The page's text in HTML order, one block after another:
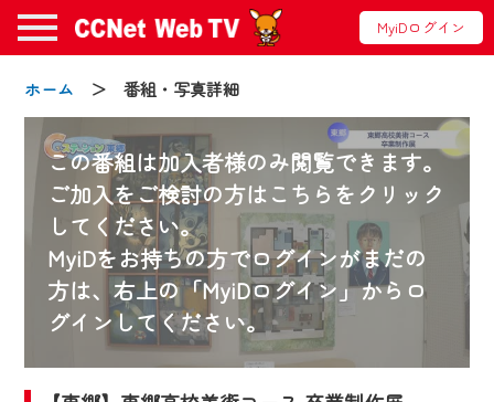
MyiDログイン
ホーム ＞ 番組・写真詳細
この番組は加入者様のみ閲覧できます。
ご加入をご検討の方はこちらをクリック
してください。
MyiDをお持ちの方でログインがまだの
方は、右上の「MyiDログイン」からロ
グインしてください。
お知らせ
2024/09/02
動画配信サービス『CCNet Web TV』は2024
年9月24日からリニューアルします！